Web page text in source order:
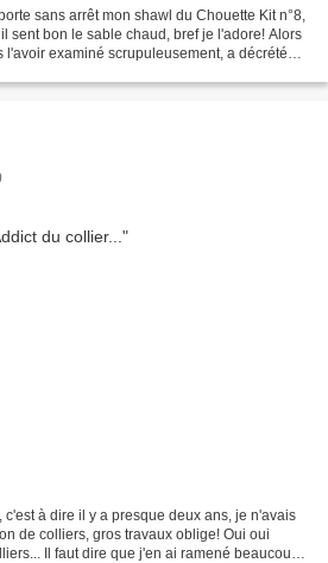
sans arrêt mon shawl du Chouette Kit n°8,
sent bon le sable chaud, bref je l'adore! Alors
examiné scrupuleusement, a décrété
à dire il y a presque deux ans, je n'avais
de colliers, gros travaux oblige! Oui oui
Il faut dire que j'en ai ramené beaucoup